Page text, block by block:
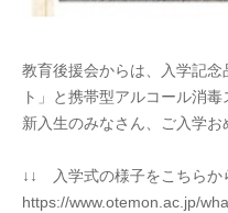
教育後援会からは、入学記
ト」と携帯型アルコール消
新入生のみなさん、ご入学お
↓↓ 入学式の様子をこちら
https://www.otemon.ac.jp/